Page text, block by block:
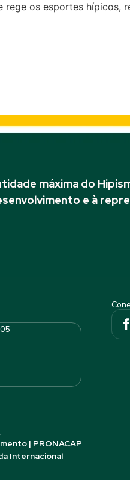
os esportes hípicos,
máxima do
e à
| PRONACAP
Internacional